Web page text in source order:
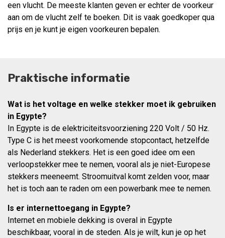
een vlucht. De meeste klanten geven er echter de voorkeur
aan om de vlucht zelf te boeken. Dit is vaak goedkoper qua
prijs en je kunt je eigen voorkeuren bepalen.
Praktische informatie
Wat is het voltage en welke stekker moet ik gebruiken
in Egypte?
In Egypte is de elektriciteitsvoorziening 220 Volt / 50 Hz.
Type C is het meest voorkomende stopcontact, hetzelfde
als Nederland stekkers. Het is een goed idee om een
verloopstekker mee te nemen, vooral als je niet-Europese
stekkers meeneemt. Stroomuitval komt zelden voor, maar
het is toch aan te raden om een powerbank mee te nemen.
Is er internettoegang in Egypte?
Internet en mobiele dekking is overal in Egypte
beschikbaar, vooral in de steden. Als je wilt, kun je op het